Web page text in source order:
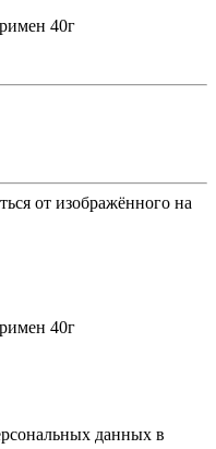
от изображённого на
данных в